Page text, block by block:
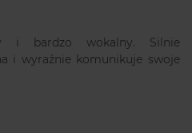
i bardzo wokalny. Silnie
i wyraźnie komunikuje swoje